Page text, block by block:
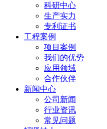
科研中心
生产实力
专利证书
工程案例
项目案例
我们的优势
应用领域
合作伙伴
新闻中心
公司新闻
行业资讯
常见问题